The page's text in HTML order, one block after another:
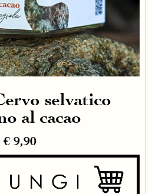
selvatico
al cacao
€ 9,90